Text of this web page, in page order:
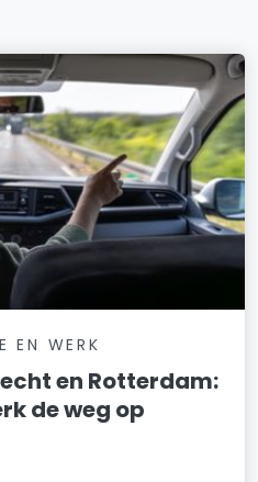
EN WERK
en Rotterdam:
de weg op